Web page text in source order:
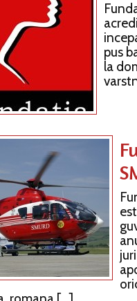
pus
la